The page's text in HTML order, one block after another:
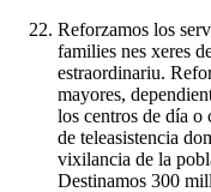
Reforzamos los
families nes xeres
estraordinariu.
mayores,
los centros de día o
de teleasistencia
vixilancia de la
Destinamos 300